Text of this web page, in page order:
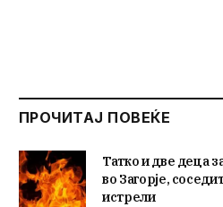
ПРОЧИТАЈ ПОВЕЌЕ
Татко и две деца
во Загорје,
истрели